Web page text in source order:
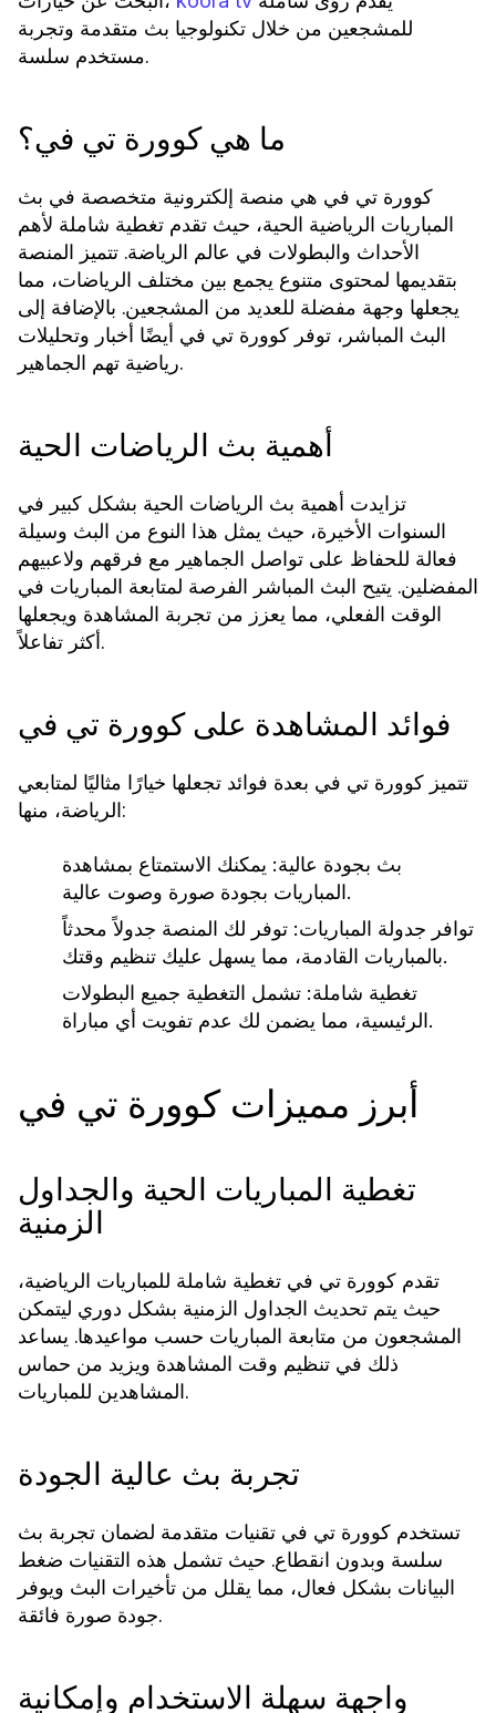
للمشجعين من خلال تكنولوجيا بث متقدمة وتجربة
مستخدم سلسة.
ما هي كوورة تي في؟
كوورة تي في هي منصة إلكترونية متخصصة في بث
المباريات الرياضية الحية، حيث تقدم تغطية شاملة لأهم
الأحداث والبطولات في عالم الرياضة. تتميز المنصة
بتقديمها لمحتوى متنوع يجمع بين مختلف الرياضات، مما
يجعلها وجهة مفضلة للعديد من المشجعين. بالإضافة إلى
البث المباشر، توفر كوورة تي في أيضًا أخبار وتحليلات
رياضية تهم الجماهير.
أهمية بث الرياضات الحية
تزايدت أهمية بث الرياضات الحية بشكل كبير في
السنوات الأخيرة، حيث يمثل هذا النوع من البث وسيلة
فعالة للحفاظ على تواصل الجماهير مع فرقهم ولاعبيهم
المفضلين. يتيح البث المباشر الفرصة لمتابعة المباريات في
الوقت الفعلي، مما يعزز من تجربة المشاهدة ويجعلها
أكثر تفاعلاً.
فوائد المشاهدة على كوورة تي في
تتميز كوورة تي في بعدة فوائد تجعلها خيارًا مثاليًا لمتابعي
الرياضة، منها:
بث بجودة عالية: يمكنك الاستمتاع بمشاهدة
المباريات بجودة صورة وصوت عالية.
توافر جدولة المباريات: توفر لك المنصة جدولاً محدثاً
بالمباريات القادمة، مما يسهل عليك تنظيم وقتك.
تغطية شاملة: تشمل التغطية جميع البطولات
الرئيسية، مما يضمن لك عدم تفويت أي مباراة.
أبرز مميزات كوورة تي في
تغطية المباريات الحية والجداول
الزمنية
تقدم كوورة تي في تغطية شاملة للمباريات الرياضية،
حيث يتم تحديث الجداول الزمنية بشكل دوري ليتمكن
المشجعون من متابعة المباريات حسب مواعيدها. يساعد
ذلك في تنظيم وقت المشاهدة ويزيد من حماس
المشاهدين للمباريات.
تجربة بث عالية الجودة
تستخدم كوورة تي في تقنيات متقدمة لضمان تجربة بث
سلسة وبدون انقطاع. حيث تشمل هذه التقنيات ضغط
البيانات بشكل فعال، مما يقلل من تأخيرات البث ويوفر
جودة صورة فائقة.
واجهة سهلة الاستخدام وإمكانية